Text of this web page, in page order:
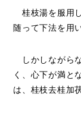
桂枝湯を服用
随って下法を用
しかしながら
く、心下が満と
は、桂枝去桂加